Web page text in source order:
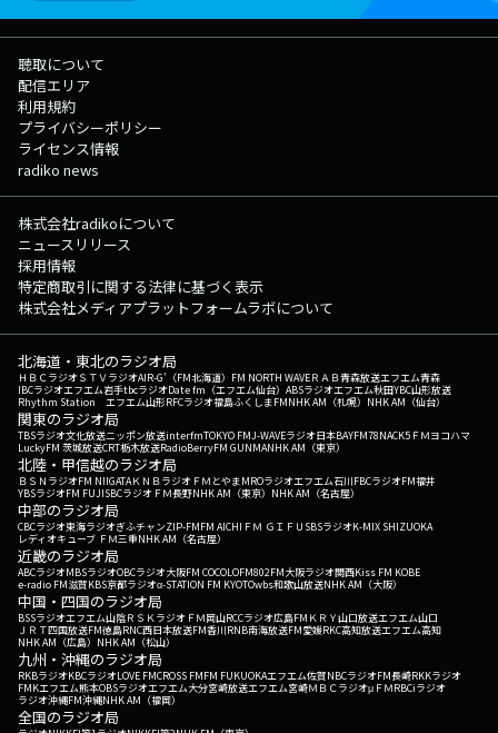
聴取について
配信エリア
利用規約
プライバシーポリシー
ライセンス情報
radiko news
株式会社radikoについて
ニュースリリース
採用情報
特定商取引に関する法律に基づく表示
株式会社メディアプラットフォームラボについて
北海道・東北のラジオ局
ＨＢＣラジオＳＴＶラジオAIR-G'（FM北海道） FM NORTH WAVEＲＡＢ青森放送エフエム青森
IBCラジオエフエム岩手tbcラジオDate fm（エフエム仙台） ABSラジオエフエム秋田YBC山形放送
Rhythm Station エフエム山形RFCラジオ福島ふくしまFMNHK AM（札幌） NHK AM（仙台）
関東のラジオ局
TBSラジオ文化放送ニッポン放送interfmTOKYO FMJ-WAVEラジオ日本BAYFM78NACK5 ＦＭヨコハマ
LuckyFM 茨城放送CRT栃木放送RadioBerryFM GUNMANHK AM（東京）
北陸・甲信越のラジオ局
ＢＳＮラジオFM NIIGATAＫＮＢラジオ ＦＭとやまMROラジオエフエム石川FBCラジオFM福井
YBSラジオFM FUJISBCラジオ ＦＭ長野NHK AM（東京） NHK AM（名古屋）
中部のラジオ局
CBCラジオ東海ラジオぎふチャンZIP-FMFM AICHI ＦＭ ＧＩＦＵ SBSラジオK-MIX SHIZUOKA
レディオキューブ ＦＭ三重NHK AM（名古屋）
近畿のラジオ局
ABCラジオMBSラジオOBCラジオ大阪FM COCOLOFM802FM大阪ラジオ関西Kiss FM KOBE
e-radio FM滋賀KBS京都ラジオα-STATION FM KYOTOwbs和歌山放送NHK AM（大阪）
中国・四国のラジオ局
BSSラジオエフエム山陰ＲＳＫラジオ ＦＭ岡山RCCラジオ広島FM ＫＲＹ山口放送エフエム山口
ＪＲＴ四国放送FM徳島RNC西日本放送FM香川RNB南海放送FM愛媛RKC高知放送エフエム高知
NHK AM（広島） NHK AM（松山）
九州・沖縄のラジオ局
RKBラジオKBCラジオLOVE FMCROSS FMFM FUKUOKAエフエム佐賀NBCラジオFM長崎RKKラジオ
FMKエフエム熊本OBSラジオエフエム大分宮崎放送エフエム宮崎ＭＢＣラジオμＦＭRBCiラジオ
ラジオ沖縄FM沖縄NHK AM（福岡）
全国のラジオ局